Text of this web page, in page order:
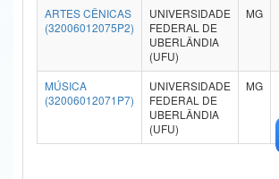
Ministério da Ciência, Tecnologia, Inovações e
Ministério do Turismo
Ministério do Desenvolvimento Regional
ARTES CÊNICAS
(32006012075P2)
UNIVERSIDADE
FEDERAL DE
UBERLÂNDIA
(UFU)
MG
MÚSICA
(32006012071P7)
UNIVERSIDADE
FEDERAL DE
UBERLÂNDIA
(UFU)
MG